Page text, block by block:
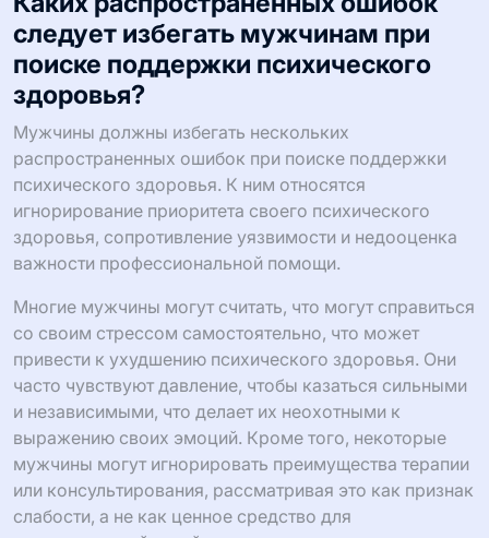
следует избегать мужчинам при
поиске поддержки психического
здоровья?
Мужчины должны избегать нескольких
распространенных ошибок при поиске поддержки
психического здоровья. К ним относятся
игнорирование приоритета своего психического
здоровья, сопротивление уязвимости и недооценка
важности профессиональной помощи.
Многие мужчины могут считать, что могут справиться
со своим стрессом самостоятельно, что может
привести к ухудшению психического здоровья. Они
часто чувствуют давление, чтобы казаться сильными
и независимыми, что делает их неохотными к
выражению своих эмоций. Кроме того, некоторые
мужчины могут игнорировать преимущества терапии
или консультирования, рассматривая это как признак
слабости, а не как ценное средство для